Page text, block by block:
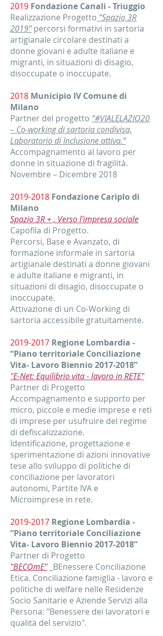
2019 Fondazione Canali - Triuggio
Realizzazione Progetto “Spazio 3R
2019”percorsi formativi in sartoria
artigianale circolare destinati a
donne giovani e adulte italiane e
migranti, in situazioni di disagio,
disoccupate o inoccupate.
2018 Municipio IV Comune di
Milano
Partner del progetto “#VIALELAZIO20
– Co-working di sartoria condivisa,
Laboratorio di Inclusione attiva.”
Accompagnamento al lavoro per
donne in situazione di fragilità.
Novembre – Dicembre 2018
2019-2018 Fondazione Cariplo di
Milano
Spazio 3R + , Verso l'impresa sociale
Capofila di Progetto.
Percorsi, Base e Avanzato, di
formazione informale in sartoria
artigianale destinati a donne giovani
e adulte italiane e migranti, in
situazioni di disagio, disoccupate o
inoccupate.
Attivazione di un Co-Working di
sartoria accessibile gratuitamente.
2019-2017 Regione Lombardia -
“Piano territoriale Conciliazione
Vita- Lavoro Biennio 2017-2018”
"E-Net: Equilibrio vita - lavoro in RETE"
Partner di Progetto
Accompagnamento e supporto per
micro, piccole e medie imprese e reti
di imprese per usufruire del regime
di defiscalizzazione.
Identificazione, progettazione e
sperimentazione di azioni innovative
tese allo sviluppo di politiche di
conciliazione per lavoratori
autonomi, Partite IVA e
Microimprese in rete.
2019-2017 Regione Lombardia -
“Piano territoriale Conciliazione
Vita- Lavoro Biennio 2017-2018”
Partner di Progetto
"BECOmE"_BEnessere Conciliazione
Etica. Conciliazione famiglia - lavoro e
politiche di welfare nelle Residenze
Socio Sanitarie e Aziende Servizi alla
Persona: "Benessere dei lavoratori e
qualità del servizio".